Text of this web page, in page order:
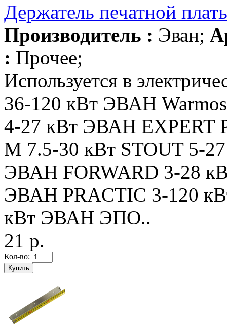
Держатель печатной
Производитель : Эван;
: Прочее;
Используется в
36-120 кВт ЭВАН
4-27 кВт ЭВАН EXPERT
M 7.5-30 кВт STOUT 5-
ЭВАН FORWARD 3-28
ЭВАН PRACTIC 3-120
кВт ЭВАН ЭПО..
21 р.
Кол-во: